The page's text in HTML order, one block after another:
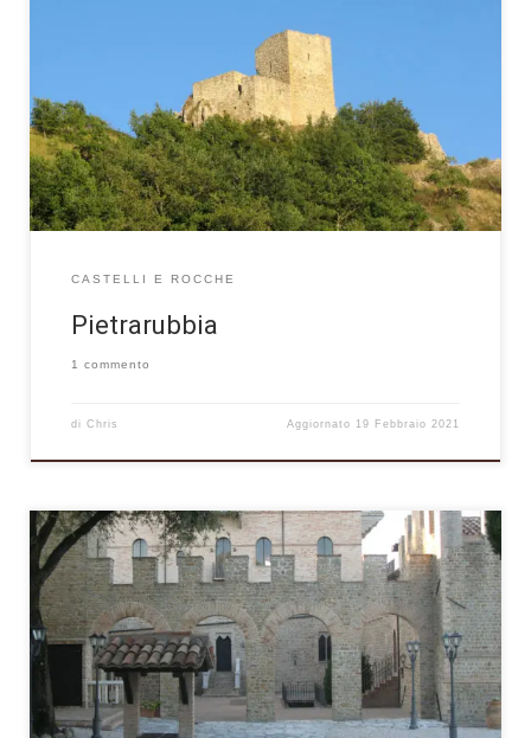
torrente Apsa, alle pendici meridionali del Monte Carpegna, il
borgo di Pietrarubbia è uno dei più antichi (se non il più antico
in assoluto) dell’intero Montefeltro, con le sue origini che
possono essere datate attorno all’anno 1000 (numerose fonti
[…]
CASTELLI E ROCCHE
Pietrarubbia
1 commento
di Chris Aggiornato 19 Febbraio 2021
Il suggestivo borgo di Tavoleto è situato sulla cima di una erta
collina all’interno della media valle del Foglia tra Marche e
Romagna; si ritiene che i primi insediamenti risalgano al
periodo bizantino (VII- VIII sec.) e il suo nome derivi dal termine
latino Tabuletum, che indicava il luogo dove […]